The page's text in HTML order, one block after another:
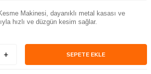
Makinesi, dayanıklı metal kasası ve
hızlı ve düzgün kesim sağlar.
SEPETE EKLE